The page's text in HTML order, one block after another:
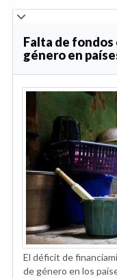
Falta de fondos
género en
El déficit de
de género en los